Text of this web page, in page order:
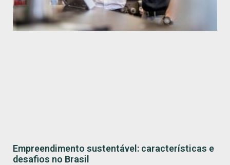
Empreendimento sustentável: características e
desafios no Brasil